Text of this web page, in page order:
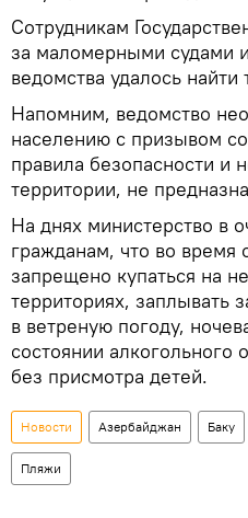
Сотрудникам
за маломерными судами
ведомства удалось найти
Напомним, ведомство
населению с призывом
правила безопасности и
территории, не
На днях министерство в
гражданам, что во время
запрещено купаться на
территориях, заплывать
в ветреную погоду,
состоянии алкогольного
без присмотра детей.
Новости Азербайджан Баку
Пляжи